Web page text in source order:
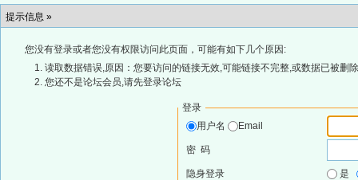
提示信息 »
您没有登录或者您没有权限访问此页面，可能有如下几个原因:
读取数据错误,原因：您要访问的链接无效,可能链接不完整,或数据已被删
您还不是论坛会员,请先登录论坛
登录
用户名
Email
密 码
隐身登录 是